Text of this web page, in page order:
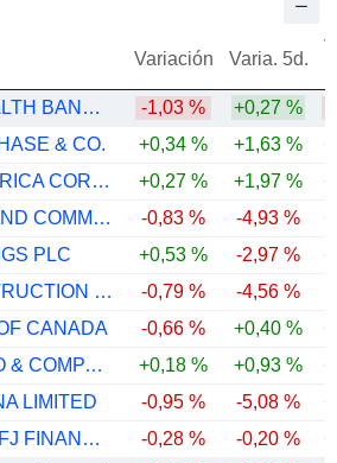
Variación Varia. 5d.
COMMONWEALTH BANK OF AUSTRALIA -1,03 % +0,27 %
& CO.
+0,34 % +1,63 %
BANK OF AMERICA CORPORATION
+0,27 % +1,97 %
INDUSTRIAL AND COMMERCIAL BANK OF CHINA LIMITED
-0,83 % -4,93 %
PLC
+0,53 % -2,97 %
CHINA CONSTRUCTION BANK CORPORATION
-0,79 % -4,56 %
CANADA
-0,66 % +0,40 %
WELLS FARGO & COMPANY
+0,18 % +0,93 %
LIMITED
-0,95 % -5,08 %
MITSUBISHI UFJ FINANCIAL GROUP, INC.
-0,28 % -0,20 %